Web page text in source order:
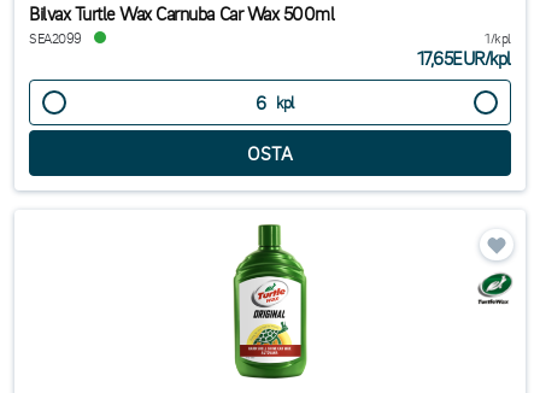
Bilvax Turtle Wax Carnuba Car Wax 500ml
SEA2099 1/kpl
17,65EUR/kpl
kpl